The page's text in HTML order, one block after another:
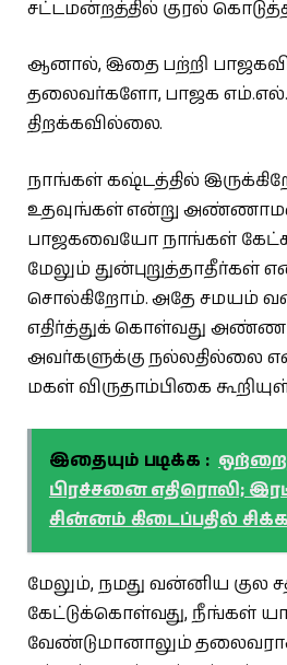
சட்டமன்றத்தில் குரல்
ஆனால், இதை பற்றி
தலைவர்களோ, பாஜக
திறக்கவில்லை.
நாங்கள் கஷ்டத்தில்
உதவுங்கள் என்று
பாஜகவையோ நாங்கள்
மேலும் துன்புறுத்தாதீர்கள்
சொல்கிறோம். அதே சமயம்
எதிர்த்துக் கொள்வது
அவர்களுக்கு நல்லதில்லை
மகள் விருதாம்பிகை
இதையும் படிக்க :
பிரச்சனை எதிரொலி;
சின்னம் கிடைப்பதில்
மேலும், நமது வன்னிய குல
கேட்டுக்கொள்வது, நீங்கள்
வேண்டுமானாலும்